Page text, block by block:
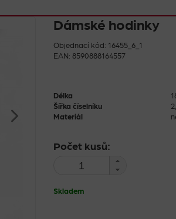
Dámské hodinky
Objednací kód: 16455_6_1
EAN: 8590888164557
Délka
Šířka číselníku
Materiál
Počet kusů:
Skladem